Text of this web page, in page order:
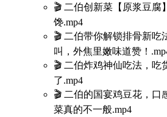
🎬 二伯创新菜【原浆豆腐
馋.mp4
🎬 二伯带你解锁排骨新吃
叫，外焦里嫩味道赞！
🎬 二伯炸鸡神仙吃法，吃
了.mp4
🎬 二伯的国宴鸡豆花，口
菜真的不一般.mp4